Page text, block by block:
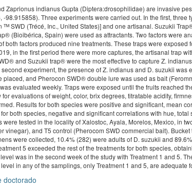
Zaprionus indianus Gupta (Diptera:drosophilidae) are invasive
98.915858). Three experiments were carried out. In the first,
ᵀᴹ SWD (Trécé, Inc., United States)] and one artisanal. Suzukii
(Bioibérica, Spain) were used as attractants. Two factors were
both factors produced nine treatments. These traps were
in the first period there were more captures, the artisanal trap
and Suzukii trap® were the most effective to capture Z.
experiment, the presence of Z. indianus and D. suzukii was
placed, and Pherocon SWD® double lure was used as bait
evaluated weekly. Traps were exposed until the fruits reached
evaluations of weight, color, brix degrees, titratable acidity,
Results for both species were positive and significant, mean
both species, negative and significant correlations with hue,
were tested in the locality of Xalostoc, Ayala, Morelos, Mexico, in
vinegar), and T5 control (Pherocom SWD commercial bait).
were collected, 10.4% (282) were adults of D. suzukii and
5 exceeded the rest of the treatments for both species,
was in the second week of the study with Treatment 1 and 5.
in any of the samplings, only Treatment 1 and 5, are adequate
doctorado